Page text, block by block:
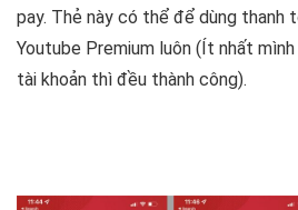
pay. Thẻ này có thể để dùng thanh
Youtube Premium luôn (Ít nhất
tài khoản thì đều thành công).